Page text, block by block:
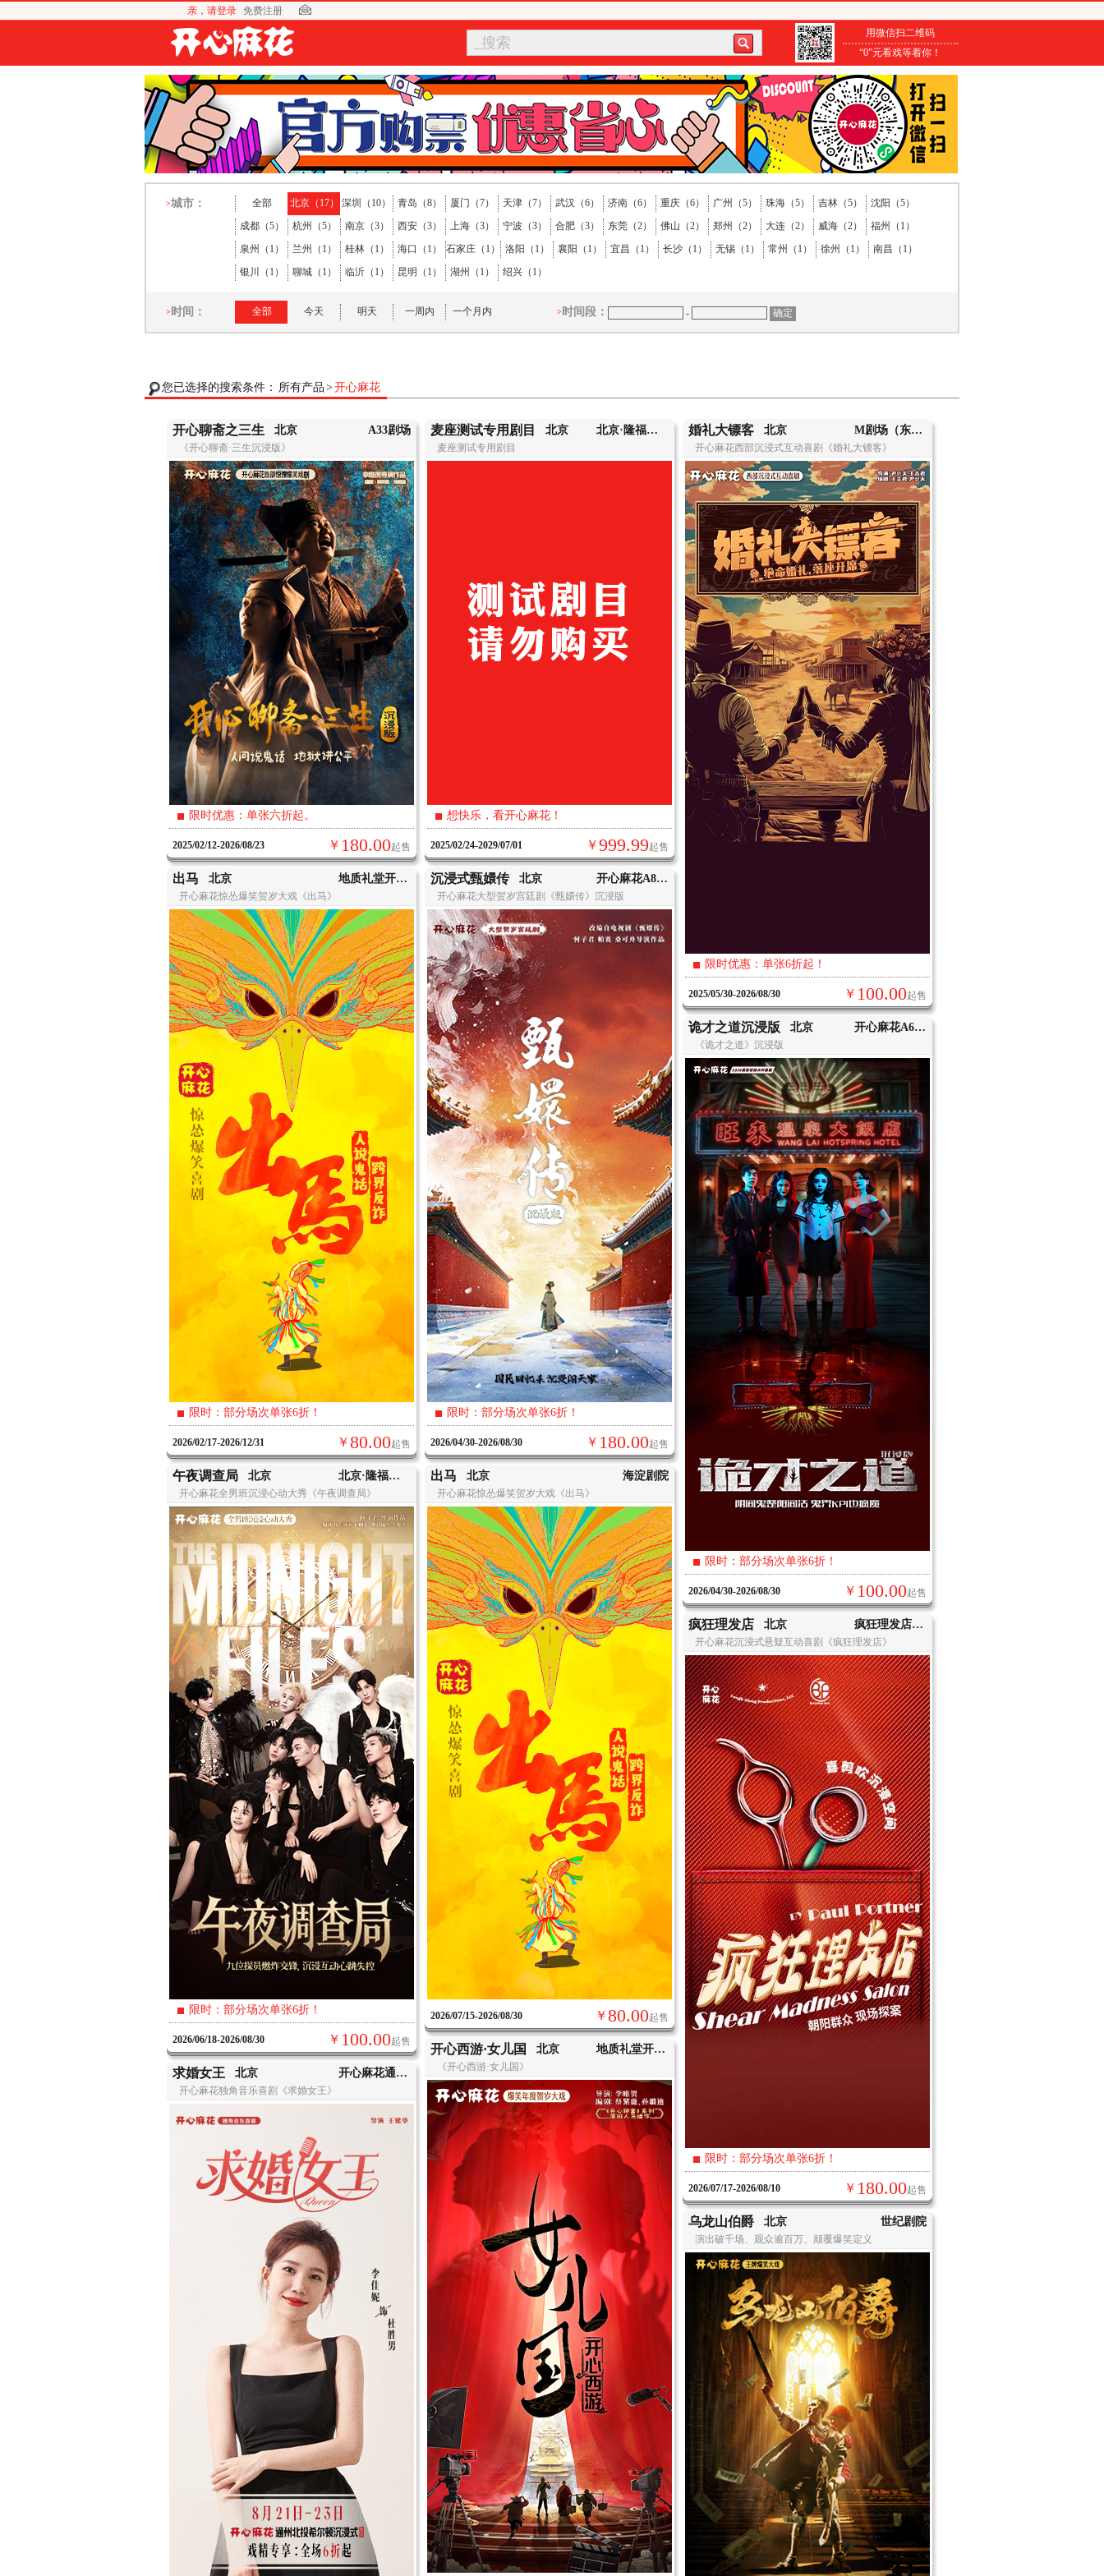
亲，请登录 免费注册
_搜索
用微信扫二维码
“0”元看戏等着你！
>城市： 全部 北京（17） 深圳（10） 青岛（8） 厦门（7） 天津（7） 武汉（6） 济南（6） 重庆（6） 广州（5） 珠海（5） 吉林（5）
沈阳（5）
成都（5）
杭州（5） 南京（3） 西安（3） 上海（3） 宁波（3） 合肥（3） 东莞（2） 佛山（2） 郑州（2） 大连（2） 威海（2）
福州（1）
泉州（1）
兰州（1） 桂林（1） 海口（1） 石家庄（1） 洛阳（1） 襄阳（1） 宜昌（1） 长沙（1） 无锡（1） 常州（1） 徐州（1）
南昌（1）
银川（1）
聊城（1） 临沂（1） 昆明（1） 湖州（1） 绍兴（1）
>时间： 全部 今天 明天 一周内 一个月内 >时间段： -
您已选择的搜索条件： 所有产品 > 开心麻花
开心聊斋之三生 北京 A33剧场
《开心聊斋·三生沉浸版》
限时优惠：单张六折起。
2025/02/12-2026/08/23 起售
180.00
￥
麦座测试专用剧目 北京 北京·隆福寺A99剧场
麦座测试专用剧目
想快乐，看开心麻花！
2025/02/24-2029/07/01 起售
999.99
￥
婚礼大镖客 北京 M剧场（东方梅地亚中心B座店）
开心麻花西部沉浸式互动喜剧《婚礼大镖客》
限时优惠：单张6折起！
2025/05/30-2026/08/30 起售
100.00
￥
出马 北京 地质礼堂开心麻花剧场
开心麻花惊怂爆笑贺岁大戏《出马》
限时：部分场次单张6折！
2026/02/17-2026/12/31 起售
80.00
￥
沉浸式甄嬛传北京 开心麻花A88剧场
开心麻花大型贺岁宫廷剧《甄嬛传》沉浸版
限时：部分场次单张6折！
2026/04/30-2026/08/30 起售
180.00
￥
诡才之道沉浸版 北京 开心麻花A66剧场（望京·花花世界店）
《诡才之道》沉浸版
限时：部分场次单张6折！
2026/04/30-2026/08/30 起售
100.00
￥
午夜调查局 北京 北京·隆福寺A99剧场
开心麻花全男班沉浸心动大秀《午夜调查局》
限时：部分场次单张6折！
2026/06/18-2026/08/30 起售
100.00
￥
出马 北京 海淀剧院
开心麻花惊怂爆笑贺岁大戏《出马》
2026/07/15-2026/08/30 起售
80.00
￥
疯狂理发店 北京 疯狂理发店(THE BOX朝外店)
开心麻花沉浸式悬疑互动喜剧《疯狂理发店》
限时：部分场次单张6折！
2026/07/17-2026/08/10 起售
180.00
￥
开心西游·女儿国 北京 地质礼堂开心麻花剧场
《开心西游·女儿国》
求婚女王 北京 开心麻花通州北投希尔顿沉浸式剧场
开心麻花独角音乐喜剧《求婚女王》
乌龙山伯爵 北京 世纪剧院
演出破千场、观众逾百万、颠覆爆笑定义